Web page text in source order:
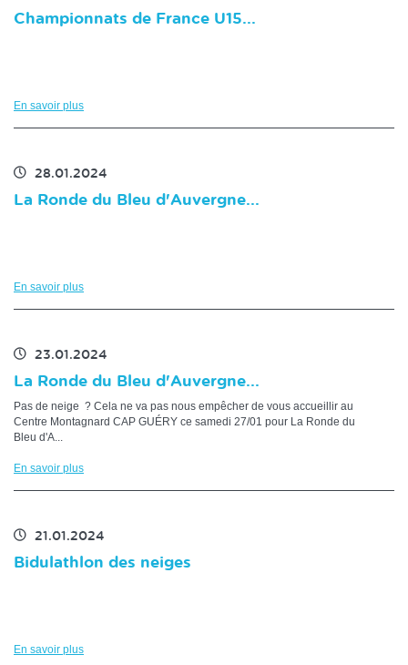
Championnats de France U15...
En savoir plus
28.01.2024
La Ronde du Bleu d'Auvergne...
En savoir plus
23.01.2024
La Ronde du Bleu d'Auvergne...
Pas de neige ? Cela ne va pas nous empêcher de vous accueillir au
Centre Montagnard CAP GUÉRY ce samedi 27/01 pour La Ronde du
Bleu d'A...
En savoir plus
21.01.2024
Bidulathlon des neiges
En savoir plus